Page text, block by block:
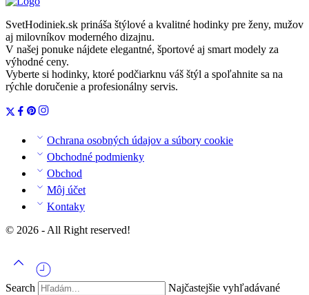
SvetHodiniek.sk prináša štýlové a kvalitné hodinky pre ženy, mužov
aj milovníkov moderného dizajnu.
V našej ponuke nájdete elegantné, športové aj smart modely za
výhodné ceny.
Vyberte si hodinky, ktoré podčiarknu váš štýl a spoľahnite sa na
rýchle doručenie a profesionálny servis.
Ochrana osobných údajov a súbory cookie
Obchodné podmienky
Obchod
Môj účet
Kontaky
© 2026 - All Right reserved!
Search
Najčastejšie vyhľadávané